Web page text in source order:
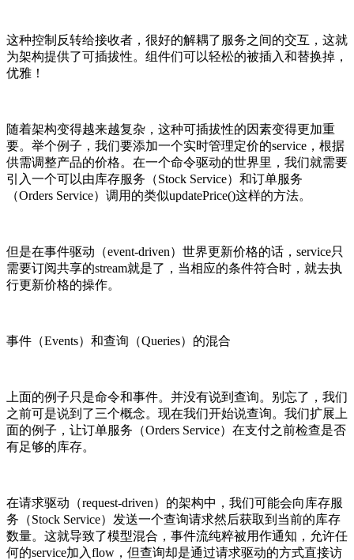
这种控制反转给接收者，很好的解耦了服务之间的交互，这就
为架构提供了可插拔性。组件们可以轻松的被插入和替换掉，
优雅！
随着架构变得越来越复杂，这种可插拔性的因素变得更加重
要。举个例子，我们要添加一个实时管理定价的service，根据
供需调整产品的价格。在一个命令驱动的世界里，我们就需要
引入一个可以由库存服务（Stock Service）和订单服务
（Orders Service）调用的类似updatePrice()这样的方法。
但是在事件驱动（event-driven）世界更新价格的话，service只
需要订阅共享的stream就是了，当相应的条件符合时，就去执
行更新价格的操作。
事件（Events）和查询（Queries）的混合
上面的例子只是命令和事件。并没有说到查询。别忘了，我们
之前可是说到了三个概念。现在我们开始说查询。我们扩展上
面的例子，让订单服务（Orders Service）在支付之前检查是否
有足够的库存。
在请求驱动（request-driven）的架构中，我们可能会向库存服
务（Stock Service）发送一个查询请求然后获取到当前的库存
数量。这就导致了模型混合，事件流纯粹被用作通知，允许任
何的service加入flow，但查询却是通过请求驱动的方式直接访